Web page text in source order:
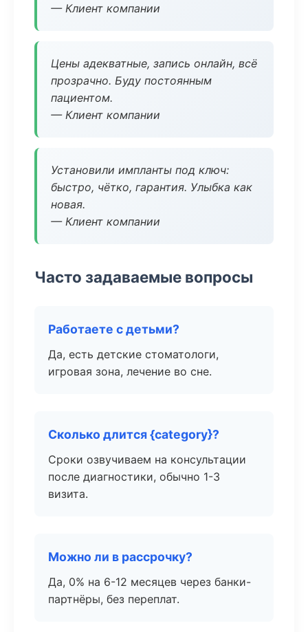
— Клиент компании
Цены адекватные, запись онлайн, всё
прозрачно. Буду постоянным
пациентом.
— Клиент компании
Установили импланты под ключ:
быстро, чётко, гарантия. Улыбка как
новая.
— Клиент компании
Часто задаваемые вопросы
Работаете с детьми?
Да, есть детские стоматологи,
игровая зона, лечение во сне.
Сколько длится {category}?
Сроки озвучиваем на консультации
после диагностики, обычно 1-3
визита.
Можно ли в рассрочку?
Да, 0% на 6-12 месяцев через банки-
партнёры, без переплат.